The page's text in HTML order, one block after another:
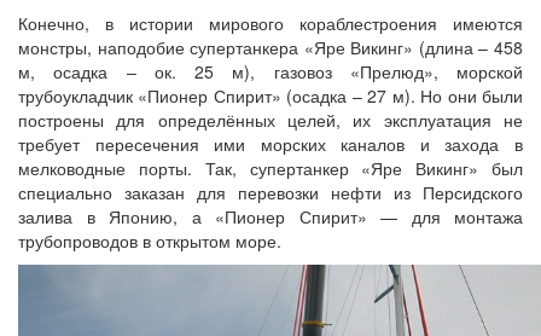
Конечно, в истории мирового кораблестроения имеются
монстры, наподобие супертанкера «Яре Викинг» (длина – 458
м, осадка – ок. 25 м), газовоз «Прелюд», морской
трубоукладчик «Пионер Спирит» (осадка – 27 м). Но они были
построены для определённых целей, их эксплуатация не
требует пересечения ими морских каналов и захода в
мелководные порты. Так, супертанкер «Яре Викинг» был
специально заказан для перевозки нефти из Персидского
залива в Японию, а «Пионер Спирит» — для монтажа
трубопроводов в открытом море.